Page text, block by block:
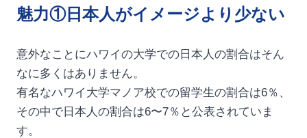
魅力①日本人がイメージより少ない
意外なことにハワイの大学での日本人の割合はそん
なに多くはありません。
有名なハワイ大学マノア校での留学生の割合は6％、
その中で日本人の割合は6〜7％と公表されていま
す。